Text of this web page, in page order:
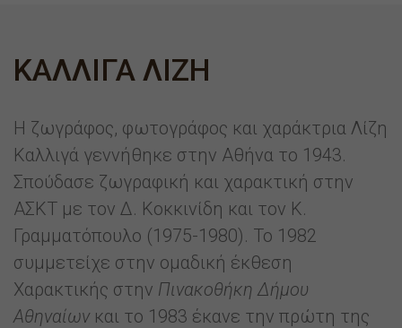
ΚΑΛΛΙΓΑ ΛΙΖΗ
Η ζωγράφος, φωτογράφος και χαράκτρια Λίζη
Καλλιγά γεννήθηκε στην Αθήνα το 1943.
Σπούδασε ζωγραφική και χαρακτική στην
ΑΣΚΤ με τον Δ. Κοκκινίδη και τον Κ.
Γραμματόπουλο (1975-1980). Το 1982
συμμετείχε στην ομαδική έκθεση
Χαρακτικής στην Πινακοθήκη Δήμου
Αθηναίωνκαι το 1983 έκανε την πρώτη της